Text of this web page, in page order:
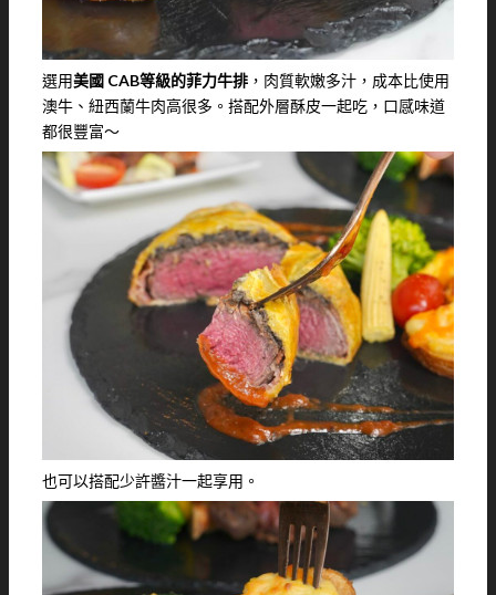
選用美國 CAB等級的菲力牛排 ，肉質軟嫩多汁，成本比使用
澳牛、紐西蘭牛肉高很多。搭配外層酥皮一起吃，口感味道
都很豐富～
也可以搭配少許醬汁一起享用。